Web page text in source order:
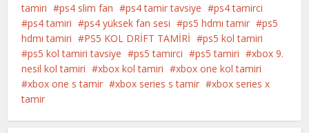
tamiri
ps4 slim fan ps4 tamir tavsiye
ps4 tamirci
ps4 tamiri
ps4 yüksek fan sesi ps5 hdmı tamir
ps5
hdmı tamiri
PS5 KOL DRİFT TAMİRİ
ps5 kol tamiri
ps5 kol tamiri tavsiye
ps5 tamirci ps5 tamiri
xbox 9.
nesil kol tamiri
xbox kol tamiri
xbox one kol tamiri
xbox one s tamir
xbox series s tamir
xbox series x
tamir